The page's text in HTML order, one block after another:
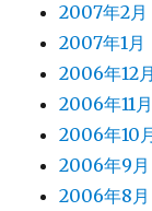
2007年2月
2007年1月
2006年12月
2006年11月
2006年10
2006年9月
2006年8月